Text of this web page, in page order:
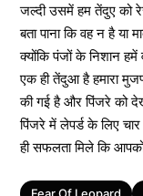
जल्दी उसमें हम तेंदुए को
बता पाना कि वह न है या
क्योंकि पंजों के निशान
एक ही तेंदुआ है हमारा
की गई है और पिंजरे को
पिंजरे में लेपर्ड के लिए
ही सफलता मिले कि
Fear Of Leopard